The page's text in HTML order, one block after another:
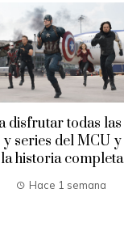
disfrutar todas las
series del MCU y
historia completa
Hace 1 semana